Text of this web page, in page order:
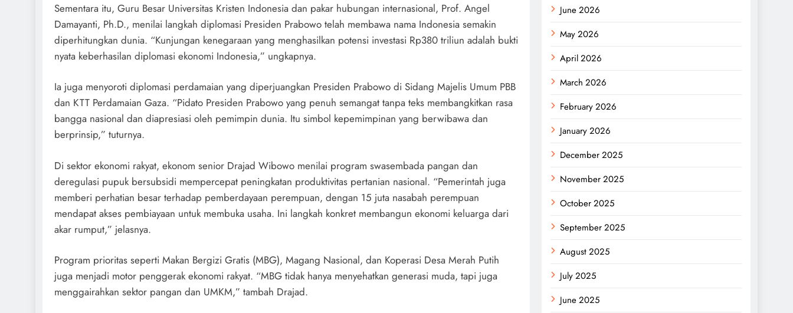
Sementara itu, Guru Besar Universitas Kristen Indonesia dan pakar hubungan internasional, Prof. Angel
Damayanti, Ph.D., menilai langkah diplomasi Presiden Prabowo telah membawa nama Indonesia semakin
diperhitungkan dunia. “Kunjungan kenegaraan yang menghasilkan potensi investasi Rp380 triliun adalah bukti
nyata keberhasilan diplomasi ekonomi Indonesia,” ungkapnya.
Ia juga menyoroti diplomasi perdamaian yang diperjuangkan Presiden Prabowo di Sidang Majelis Umum PBB
dan KTT Perdamaian Gaza. “Pidato Presiden Prabowo yang penuh semangat tanpa teks membangkitkan rasa
bangga nasional dan diapresiasi oleh pemimpin dunia. Itu simbol kepemimpinan yang berwibawa dan
berprinsip,” tuturnya.
Di sektor ekonomi rakyat, ekonom senior Drajad Wibowo menilai program swasembada pangan dan
deregulasi pupuk bersubsidi mempercepat peningkatan produktivitas pertanian nasional. “Pemerintah juga
memberi perhatian besar terhadap pemberdayaan perempuan, dengan 15 juta nasabah perempuan
mendapat akses pembiayaan untuk membuka usaha. Ini langkah konkret membangun ekonomi keluarga dari
akar rumput,” jelasnya.
Program prioritas seperti Makan Bergizi Gratis (MBG), Magang Nasional, dan Koperasi Desa Merah Putih
juga menjadi motor penggerak ekonomi rakyat. “MBG tidak hanya menyehatkan generasi muda, tapi juga
menggairahkan sektor pangan dan UMKM,” tambah Drajad.
June 2026
May 2026
April 2026
March 2026
February 2026
January 2026
December 2025
November 2025
October 2025
September 2025
August 2025
July 2025
June 2025